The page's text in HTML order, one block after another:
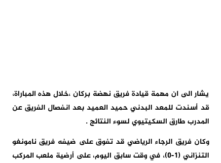
يشار الى ان مهمة قيادة فريق نهضة بركان ،خلال هذه المباراة،
قد أسندت للمعد البدني حميد العميد بعد انفصال الفريق عن
المدرب طارق السكيتيوي لسوء النتائج .
وكان فريق الرجاء الرياضي قد تفوق على ضيفه فريق نامونغو
التنزاني (1-0)، في وقت سابق اليوم، على أرضية ملعب المركب